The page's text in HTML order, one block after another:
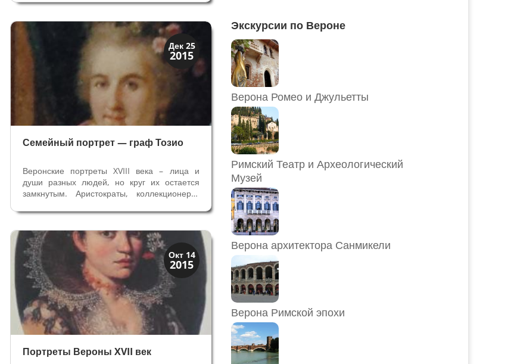
общества, элита и религиозные деятели –
вот кого мы видим на портретах в Вероне.
Религиозные деятели того времени –...
Дек 25
2015
Иконография
Портреты
Семейный портрет — граф Тозио
Веронские портреты XVIII века – лица и
души разных людей, но круг их остается
замкнутым. Аристократы, коллекционеры,
прослойка общества, элита того времени –
вот кого мы видим на портретах в Вероне.
Самым модным художником второй...
Окт 14
2015
Верона
Веронцы
Портреты Вероны XVII век
Экскурсии по Вероне
Верона Ромео и Джульетты
Римский Театр и Археологический
Музей
Верона архитектора Санмикели
Верона Римской эпохи